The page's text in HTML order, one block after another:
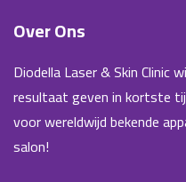
Over Ons
Diodella Laser & Skin Clinic
resultaat geven in kortste
voor wereldwijd bekende
salon!